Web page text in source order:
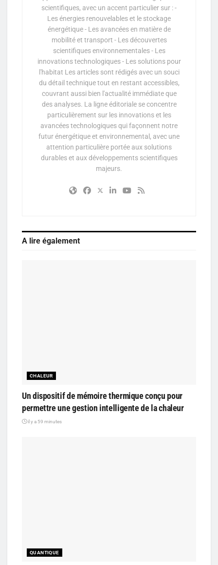
scientifiques, avec un accent particulier sur : -
Les énergies renouvelables et le stockage
énergétique - Les avancées en matière de
mobilité et transport - Les découvertes
scientifiques environnementales - Les
innovations technologiques - Les solutions pour
l'habitat Les articles sont rédigés avec un souci
du détail technique tout en restant accessibles,
couvrant aussi bien l'actualité immédiate que
des analyses. La ligne éditoriale se concentre
particulièrement sur les innovations et les
avancées technologiques qui façonnent notre
futur énergétique et environnemental, avec une
attention particulière portée aux solutions
durables et aux développements scientifiques
majeurs.
A lire également
CHALEUR
Un dispositif de mémoire thermique conçu pour
permettre une gestion intelligente de la chaleur
il y a 59 minutes
QUANTIQUE